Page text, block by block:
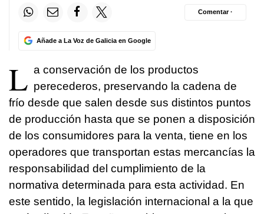
Añade a La Voz de Galicia en Google
Comentar ·
L a conservación de los productos
perecederos, preservando la cadena de
frío desde que salen desde sus distintos puntos
de producción hasta que se ponen a disposición
de los consumidores para la venta, tiene en los
operadores que transportan estas mercancías la
responsabilidad del cumplimiento de la
normativa determinada para esta actividad. En
este sentido, la legislación internacional a la que